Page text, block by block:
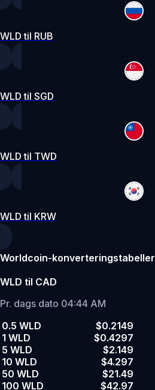
WLD til RUB
WLD til SGD
WLD til TWD
WLD til KRW
Worldcoin-konverteringstabeller
WLD til CAD
Pr. dags dato 04:44 AM
0.5 WLD
$0.2149
1 WLD
$0.4297
5 WLD
$2.149
10 WLD
$4.297
50 WLD
$21.49
100 WLD
$42.97